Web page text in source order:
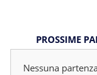
PROSSIME
Nessuna